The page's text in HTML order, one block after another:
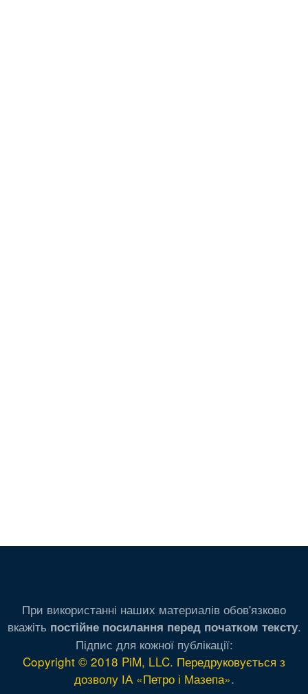
При використанні наших материалів обов'язково
вкажіть постійне посилання перед початком тексту.
Підпис для кожної публікації:
Copyright © 2018 PiM, LLC. Передруковується з
дозволу ІА «Петро і Мазепа».